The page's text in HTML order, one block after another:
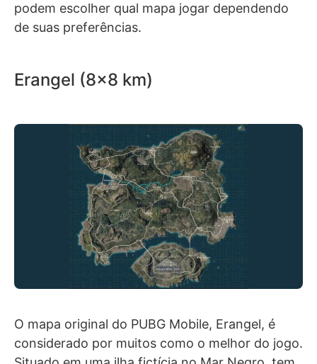
podem escolher qual mapa jogar dependendo
de suas preferências.
Erangel (8×8 km)
O mapa original do PUBG Mobile, Erangel, é
considerado por muitos como o melhor do jogo.